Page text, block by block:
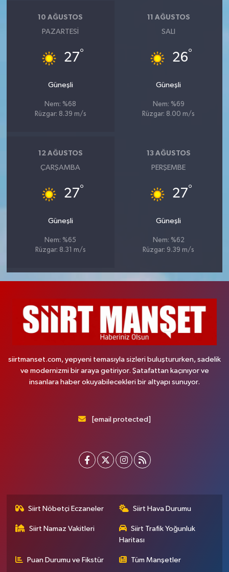
10 AĞUSTOS
PAZARTESI
27°
Güneşli
Nem: %68
Rüzgar: 8.39 m/s
11 AĞUSTOS
SALI
26°
Güneşli
Nem: %69
Rüzgar: 8.00 m/s
12 AĞUSTOS
ÇARŞAMBA
27°
Güneşli
Nem: %65
Rüzgar: 8.31 m/s
13 AĞUSTOS
PERŞEMBE
27°
Güneşli
Nem: %62
Rüzgar: 9.39 m/s
siirtmanset.com, yepyeni temasıyla sizleri buluştururken, sadelik
ve modernizmi bir araya getiriyor. Şatafattan kaçınıyor ve
insanlara haber okuyabilecekleri bir altyapı sunuyor.
[email protected]
Siirt Nöbetçi Eczaneler Siirt Hava Durumu
Siirt Namaz Vakitleri
Siirt Trafik Yoğunluk
Haritası
Puan Durumu ve Fikstür Tüm Manşetler